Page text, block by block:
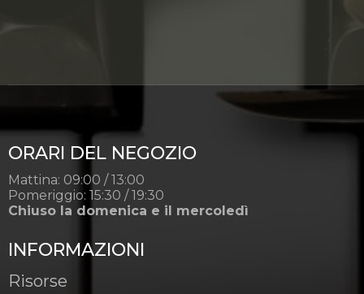
ORARI DEL NEGOZIO
Mattina: 09:00 / 13:00
Pomeriggio: 15:30 / 19:30
Chiuso la domenica e il mercoledì
INFORMAZIONI
Risorse